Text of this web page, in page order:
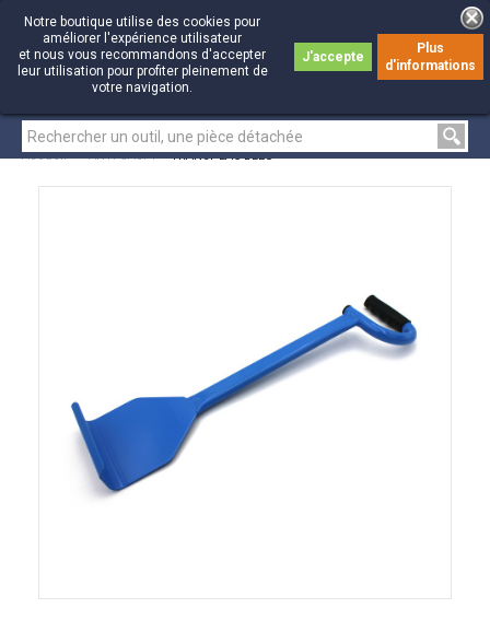
0
0
Notre boutique utilise des cookies pour
améliorer l'expérience utilisateur
et nous vous recommandons d'accepter
leur utilisation pour profiter pleinement de
votre navigation.
J'accepte
Plus
d'informations
Accueil > ANTI-GASPI > TRANSPLAC BLEU